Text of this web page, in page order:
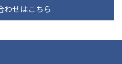
わせはこちら